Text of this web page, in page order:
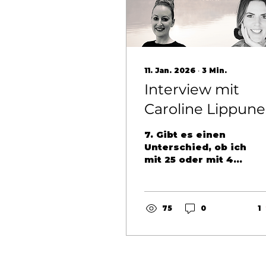
11. Jan. 2026 ∙ 3 Min.
Interview mit
Caroline
Teil II
7. Gibt es einen
Unterschied, ob ich
mit 25 oder mit 40
Unterschiede –
statistisch und
75 0 1